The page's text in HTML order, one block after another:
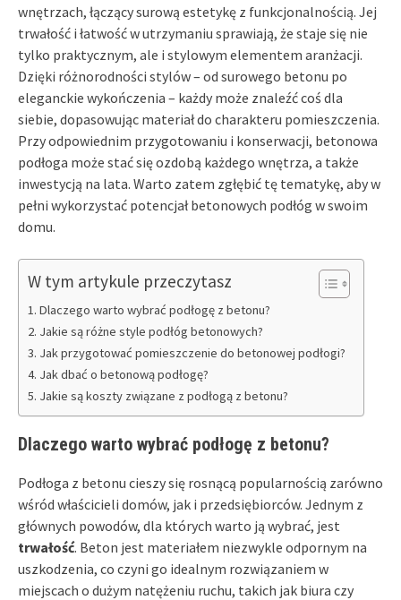
wnętrzach, łączący surową estetykę z funkcjonalnością. Jej
trwałość i łatwość w utrzymaniu sprawiają, że staje się nie
tylko praktycznym, ale i stylowym elementem aranżacji.
Dzięki różnorodności stylów – od surowego betonu po
eleganckie wykończenia – każdy może znaleźć coś dla
siebie, dopasowując materiał do charakteru pomieszczenia.
Przy odpowiednim przygotowaniu i konserwacji, betonowa
podłoga może stać się ozdobą każdego wnętrza, a także
inwestycją na lata. Warto zatem zgłębić tę tematykę, aby w
pełni wykorzystać potencjał betonowych podłóg w swoim
domu.
W tym artykule przeczytasz
Dlaczego warto wybrać podłogę z betonu?
Jakie są różne style podłóg betonowych?
Jak przygotować pomieszczenie do betonowej podłogi?
Jak dbać o betonową podłogę?
Jakie są koszty związane z podłogą z betonu?
Dlaczego warto wybrać podłogę z betonu?
Podłoga z betonu cieszy się rosnącą popularnością zarówno
wśród właścicieli domów, jak i przedsiębiorców. Jednym z
głównych powodów, dla których warto ją wybrać, jest
trwałość. Beton jest materiałem niezwykle odpornym na
uszkodzenia, co czyni go idealnym rozwiązaniem w
miejscach o dużym natężeniu ruchu, takich jak biura czy